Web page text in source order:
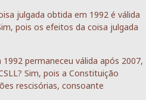
julgada obtida em 1992 é válida
pois os efeitos da coisa julgada
permaneceu válida após 2007,
Sim, pois a Constituição
rescisórias, consoante